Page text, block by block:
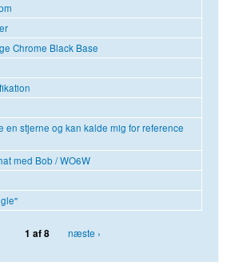
Chrome Black Base
en stjerne og kan kalde mig for reference
med Bob / WO6W
1 af 8 næste ›